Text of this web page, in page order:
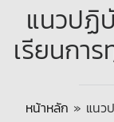
แนวปฏิ
เรียนกา
หน้าหลัก » แนว